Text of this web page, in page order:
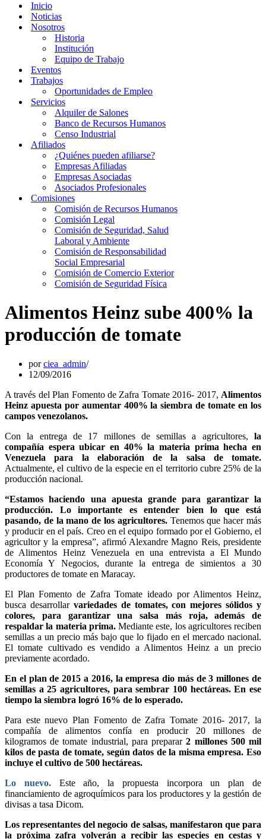
Inicio
Noticias
Nosotros
Historia
Institución
Equipo de Trabajo
Eventos
Trabajos
Oportunidades de Empleo
Servicios
Alquiler de Salones
Banco de Recursos Humanos
Censo Industrial
Afiliados
¿Quiénes pueden afiliarse?
Empresas Afiliadas
Empresas Asociadas
Asociados Profesionales
Comisiones
Comisión de Recursos Humanos
Comisión Legal
Comisión de Seguridad, Salud
Laboral y Ambiente
Comisión de Responsabilidad
Social Empresarial
Comisión de Comercio Exterior
Comisión de Seguridad Física
Alimentos Heinz sube 400% la
producción de tomate
porciea_admin
12/09/2016
A través del Plan Fomento de Zafra Tomate 2016- 2017, Alimentos
Heinz apuesta por aumentar 400% la siembra de tomate en los
campos venezolanos.
Con la entrega de 17 millones de semillas a agricultores, la
compañía espera ubicar en 40% la materia prima hecha en
Venezuela para la elaboración de la salsa de tomate.
Actualmente, el cultivo de la especie en el territorio cubre 25% de la
producción nacional.
“Estamos haciendo una apuesta grande para garantizar la
producción. Lo importante es entender bien lo que está
pasando, de la mano de los agricultores.Tenemos que hacer más
y producir en el país. Creo en el equipo formado por el Gobierno, el
agricultor y la empresa”, afirmó Alexandre Magno Reis, presidente
de Alimentos Heinz Venezuela en una entrevista a El Mundo
Economía Y Negocios, durante la entrega de simientos a 30
productores de tomate en Maracay.
El Plan Fomento de Zafra Tomate ideado por Alimentos Heinz,
busca desarrollar variedades de tomates, con mejores sólidos y
colores, para garantizar una salsa más roja, además de
respaldar la materia prima.Mediante este, los agricultores reciben
semillas a un precio más bajo que lo fijado en el mercado nacional.
El tomate cultivado es vendido a Alimentos Heinz a un precio
previamente acordado.
En el plan de 2015 a 2016, la empresa dio más de 3 millones de
semillas a 25 agricultores, para sembrar 100 hectáreas. En ese
tiempo la siembra logró 16% de lo esperado.
Para este nuevo Plan Fomento de Zafra Tomate 2016- 2017, la
compañía de alimentos confía en producir 20 millones de
kilogramos de tomate industrial, para preparar2 millones 500 mil
kilos de pasta de tomate, según datos de la misma empresa. Eso
incluye el cultivo de 500 hectáreas.
Lo nuevo.
Este año, la propuesta incorpora un plan de
financiamiento de agroquímicos para los productores y la gestión de
divisas a tasa Dicom.
Los representantes del negocio de salsas, manifestaron que para
la próxima zafra volverán a recibir las especies en cestas y